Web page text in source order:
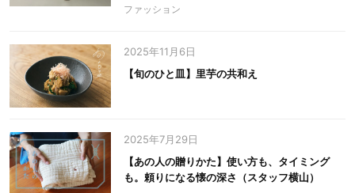
ファッション
2025年11月6日
【旬のひと皿】里芋の共和え
2025年7月29日
【あの人の贈りかた】使い方も、タイミング
も。頼りになる懐の深さ（スタッフ横山）